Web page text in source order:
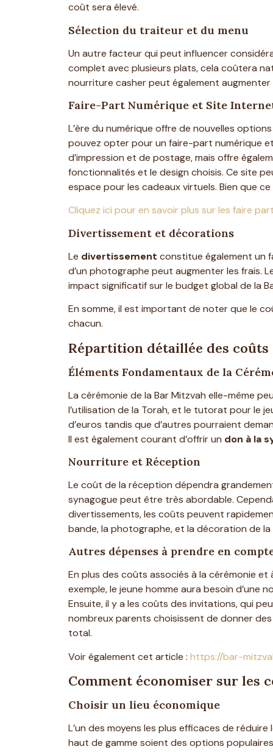
coût sera élevé.
Sélection du traiteur et du menu
Un autre facteur qui peut influencer
complet avec plusieurs plats, cela coûtera
nourriture casher peut également augmenter
Faire-Part Numérique et Site
L’ère du numérique offre de nouvelles
pouvez opter pour un faire-part numérique
d’impression et de postage, mais offre
fonctionnalités et le design choisis. Ce site
espace pour les cadeaux virtuels. Bien que
Cliquez ici pour en savoir plus sur les faire
Divertissement et décorations
Le divertissement constitue également un
d’un photographe peut augmenter les frais.
impact significatif sur le budget global de la
En somme, il est important de noter que le
chacun.
Répartition détaillée des coûts
Éléments Fondamentaux de la
La cérémonie de la Bar Mitzvah elle-même
l’utilisation de la Torah, et le tutorat pour le
d’euros tandis que d’autres pourraient
Il est également courant d’offrir un don à la
Nourriture et Réception
Le coût de la réception dépendra
synagogue peut être très abordable.
divertissements, les coûts peuvent
bande, la photographe, et la décoration de la
Autres dépenses à prendre en
En plus des coûts associés à la cérémonie
exemple, le jeune homme aura besoin d’une
Ensuite, il y a les coûts des invitations, qui
nombreux parents choisissent de donner
total.
Voir également cet article : https://bar-
Comment économiser sur les
Choisir un lieu économique
L’un des moyens les plus efficaces de
haut de gamme soient des options